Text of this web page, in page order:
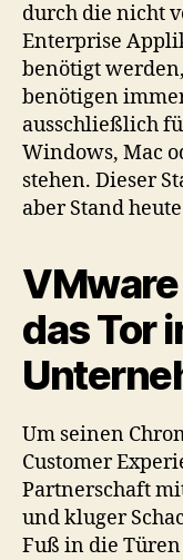
durch die nicht
Enterprise
benötigt
benötigen
ausschließlich
Windows, Mac
stehen. Dieser
aber Stand
das Tor
Um seinen
Customer
Partnerschaft
und kluger
Fuß in die